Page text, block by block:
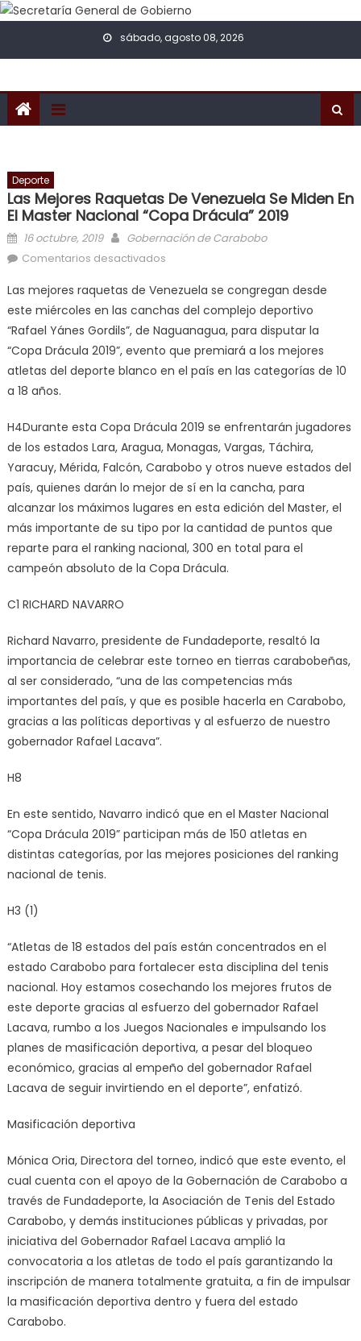
Skip to content
sábado, agosto 08, 2026
Deporte
Las Mejores Raquetas De Venezuela Se Miden En
El Master Nacional “Copa Drácula” 2019
Posted on
16 octubre, 2019 Author
Gobernación de Carabobo
Comentarios desactivados
Nacional “Copa Drácula” 2019
Las mejores raquetas de Venezuela se congregan desde
este miércoles en las canchas del complejo deportivo
“Rafael Yánes Gordils”, de Naguanagua, para disputar la
“Copa Drácula 2019”, evento que premiará a los mejores
atletas del deporte blanco en el país en las categorías de 10
a 18 años.
H4Durante esta Copa Drácula 2019 se enfrentarán jugadores
de los estados Lara, Aragua, Monagas, Vargas, Táchira,
Yaracuy, Mérida, Falcón, Carabobo y otros nueve estados del
país, quienes darán lo mejor de sí en la cancha, para
alcanzar los máximos lugares en esta edición del Master, el
más importante de su tipo por la cantidad de puntos que
reparte para el ranking nacional, 300 en total para el
campeón absoluto de la Copa Drácula.
C1 RICHARD NAVARRO
Richard Navarro, presidente de Fundadeporte, resaltó la
importancia de celebrar este torneo en tierras carabobeñas,
al ser considerado, “una de las competencias más
importantes del país, y que es posible hacerla en Carabobo,
gracias a las políticas deportivas y al esfuerzo de nuestro
gobernador Rafael Lacava”.
H8
En este sentido, Navarro indicó que en el Master Nacional
“Copa Drácula 2019” participan más de 150 atletas en
distintas categorías, por las mejores posiciones del ranking
nacional de tenis.
H3 (1)
“Atletas de 18 estados del país están concentrados en el
estado Carabobo para fortalecer esta disciplina del tenis
nacional. Hoy estamos cosechando los mejores frutos de
este deporte gracias al esfuerzo del gobernador Rafael
Lacava, rumbo a los Juegos Nacionales e impulsando los
planes de masificación deportiva, a pesar del bloqueo
económico, gracias al empeño del gobernador Rafael
Lacava de seguir invirtiendo en el deporte”, enfatizó.
Masificación deportiva
Mónica Oria, Directora del torneo, indicó que este evento, el
cual cuenta con el apoyo de la Gobernación de Carabobo a
través de Fundadeporte, la Asociación de Tenis del Estado
Carabobo, y demás instituciones públicas y privadas, por
iniciativa del Gobernador Rafael Lacava amplió la
convocatoria a los atletas de todo el país garantizando la
inscripción de manera totalmente gratuita, a fin de impulsar
la masificación deportiva dentro y fuera del estado
Carabobo.